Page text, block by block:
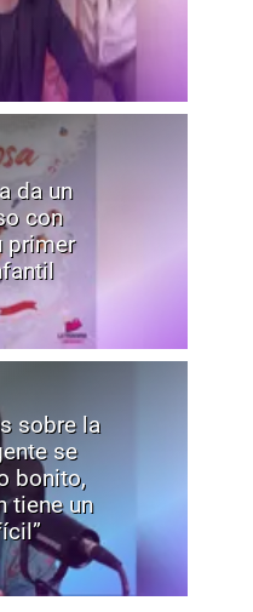
da un
con
primer
sobre la
se
bonito,
tiene un